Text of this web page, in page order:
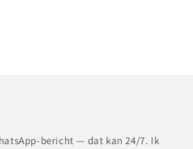
bericht — dat kan 24/7. Ik